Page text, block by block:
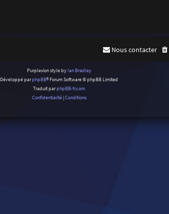
Nous contacter
Purplexion style by Ian Bradley
Développé parphpBB® Forum Software © phpBB Limited
Traduit parphpBB-fr.com
Confidentialité|Conditions